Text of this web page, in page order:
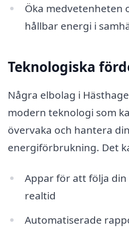
Öka medvetenheten
hållbar energi i
Teknologiska
Några elbolag i
modern teknologi som
övervaka och hantera din
energiförbrukning. Det
Appar för att följa
realtid
Automatiserade